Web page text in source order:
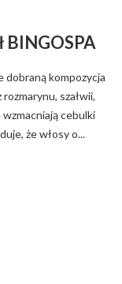
BINGOSPA
dobraną kompozycja
szałwii,
cebulki
że włosy o...